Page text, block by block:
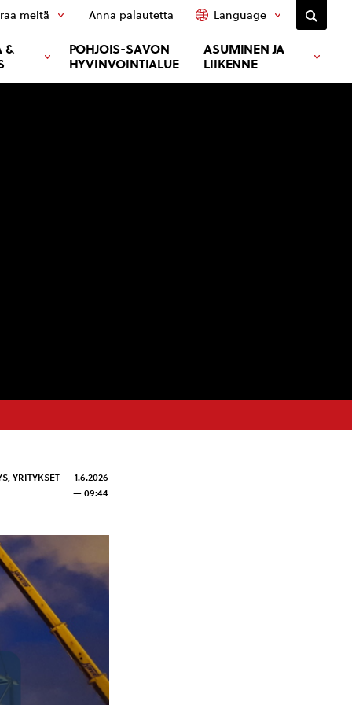
&
POHJOIS-SAVON
HYVINVOINTIALUE
ASUMINEN JA
LIIKENNE
meitä Anna palautetta Language
,YRITYKSET
1.6.2026
— 09:44